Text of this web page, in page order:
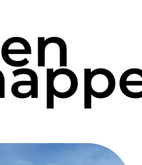
en